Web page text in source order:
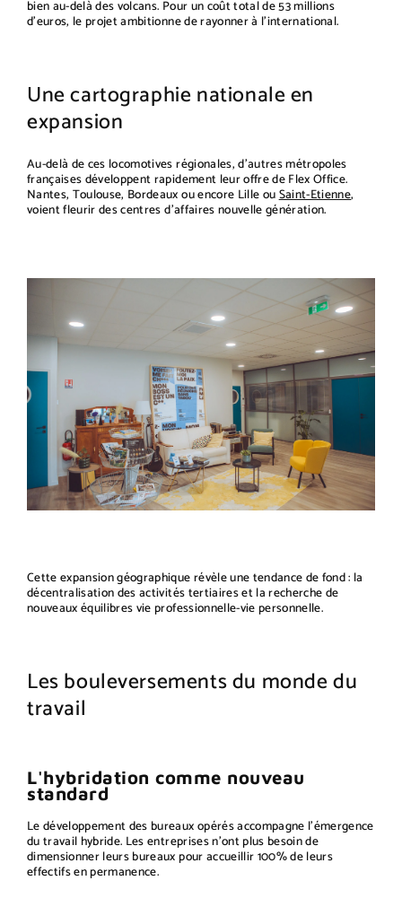
bien au-delà des volcans. Pour un coût total de 53 millions
d'euros, le projet ambitionne de rayonner à l'international.
Une cartographie nationale en
expansion
Au-delà de ces locomotives régionales, d'autres métropoles
françaises développent rapidement leur offre de Flex Office.
Nantes, Toulouse, Bordeaux ou encore Lille ouSaint-Etienne,
voient fleurir des centres d'affaires nouvelle génération.
Cette expansion géographique révèle une tendance de fond : la
décentralisation des activités tertiaires et la recherche de
nouveaux équilibres vie professionnelle-vie personnelle.
Les bouleversements du monde du
travail
L'hybridation comme nouveau
standard
Le développement des bureaux opérés accompagne l'émergence
du travail hybride. Les entreprises n'ont plus besoin de
dimensionner leurs bureaux pour accueillir 100% de leurs
effectifs en permanence.